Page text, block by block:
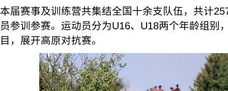
本届赛事及训练营共集结全国十余支队伍，共计
员参训参赛。运动员分为U16、U18两个年龄组别
目，展开高原对抗赛。